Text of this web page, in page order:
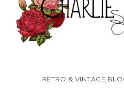
RETRO & VINTAGE